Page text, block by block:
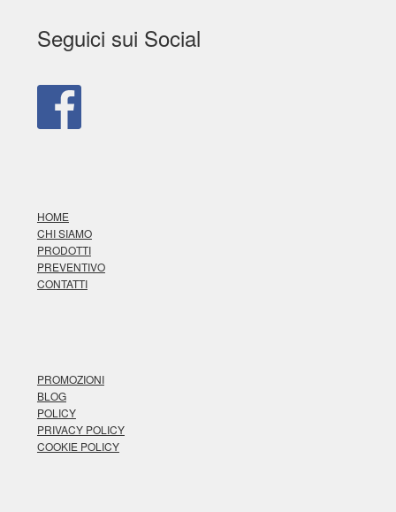
Seguici sui Social
HOME
CHI SIAMO
PRODOTTI
PREVENTIVO
CONTATTI
PROMOZIONI
BLOG
POLICY
PRIVACY POLICY
COOKIE POLICY